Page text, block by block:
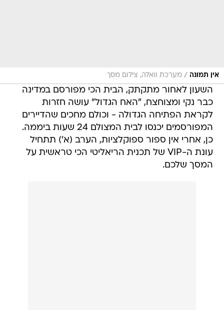
אין תמונה / מערכת וואלה, צילום מסך
השעון לאחור מתקתק, הבית הכי מפורסם במדינה
כבר נקי ומצוחצח, "האח הגדול" עושה חזרות
לקראת הפתיחה הגדולה - וכולם מחכים שהדיירים
המפורסמים יכנסו לבית המצולם 24 שעות ביממה.
כן, אחרי אין ספור ספוקלציות, הערב (א') תתחיל
עונת ה-VIP של תכנית הריאליטי הכי טראשית על
המסך שלכם.